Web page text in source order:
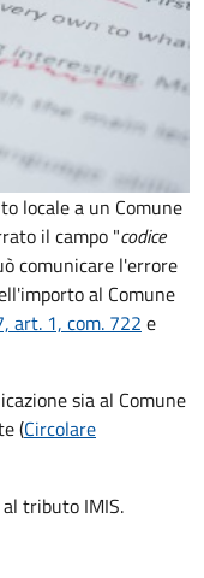
locale a un Comune
il campo "codice
comunicare l'errore
al Comune
art. 1, com. 722 e
sia al Comune
(Circolare
tributo IMIS.